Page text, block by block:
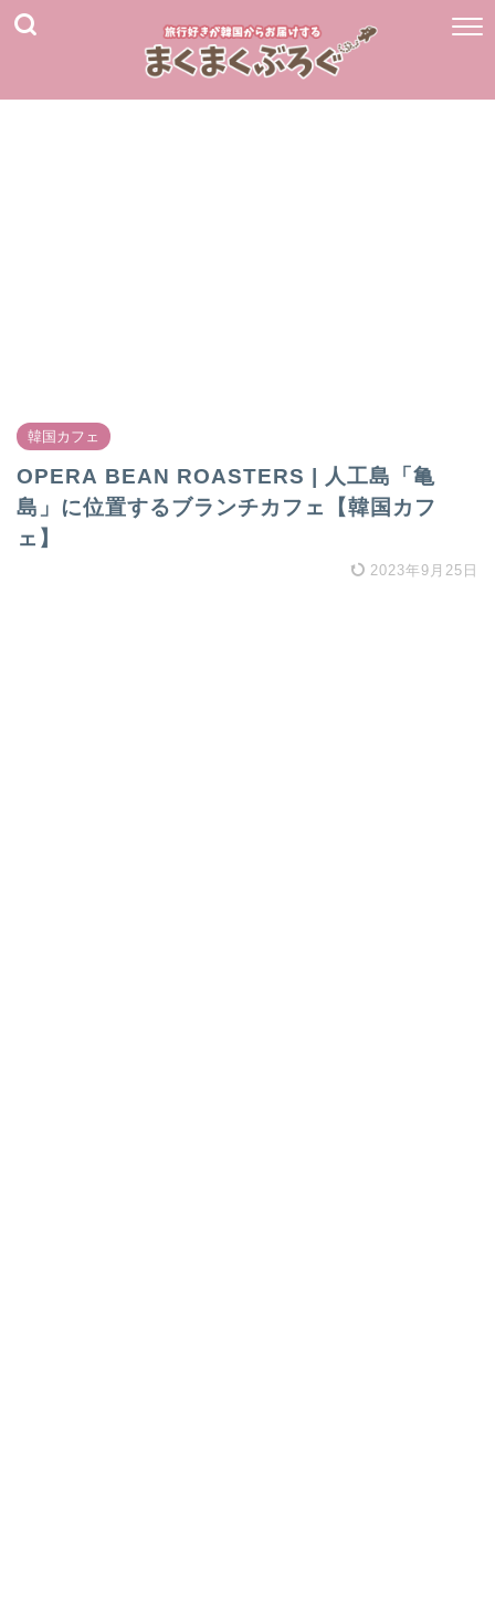
韓国カフェ
OPERA BEAN ROASTERS | 人工島「亀
島」に位置するブランチカフェ【韓国カフ
ェ】
2023年9月25日